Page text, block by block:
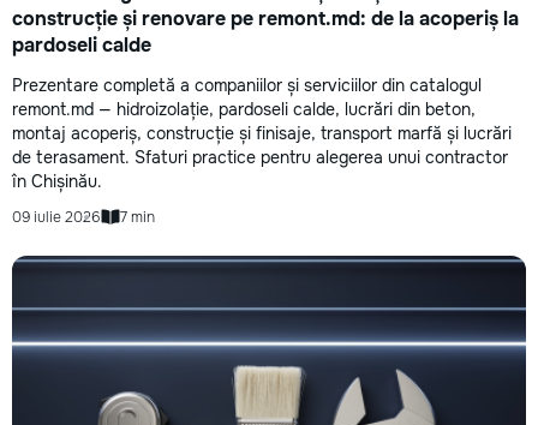
construcție și renovare pe remont.md: de la acoperiș la
pardoseli calde
Prezentare completă a companiilor și serviciilor din catalogul
remont.md — hidroizolație, pardoseli calde, lucrări din beton,
montaj acoperiș, construcție și finisaje, transport marfă și lucrări
de terasament. Sfaturi practice pentru alegerea unui contractor
în Chișinău.
09 iulie 2026 7 min